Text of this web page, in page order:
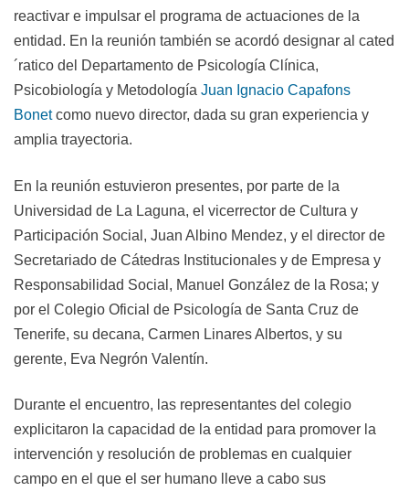
reactivar e impulsar el programa de actuaciones de la
entidad. En la reunión también se acordó designar al cated
´ratico del Departamento de Psicología Clínica,
Psicobiología y Metodología Juan Ignacio Capafons
Bonetcomo nuevo director, dada su gran experiencia y
amplia trayectoria.
En la reunión estuvieron presentes, por parte de la
Universidad de La Laguna, el vicerrector de Cultura y
Participación Social, Juan Albino Mendez, y el director de
Secretariado de Cátedras Institucionales y de Empresa y
Responsabilidad Social, Manuel González de la Rosa; y
por el Colegio Oficial de Psicología de Santa Cruz de
Tenerife, su decana, Carmen Linares Albertos, y su
gerente, Eva Negrón Valentín.
Durante el encuentro, las representantes del colegio
explicitaron la capacidad de la entidad para promover la
intervención y resolución de problemas en cualquier
campo en el que el ser humano lleve a cabo sus